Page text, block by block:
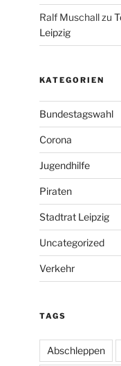
Ralf Muschallzu
Leipzig
KATEGORIEN
Bundestagswahl
Corona
Jugendhilfe
Piraten
Stadtrat Leipzig
Uncategorized
Verkehr
TAGS
Abschleppen